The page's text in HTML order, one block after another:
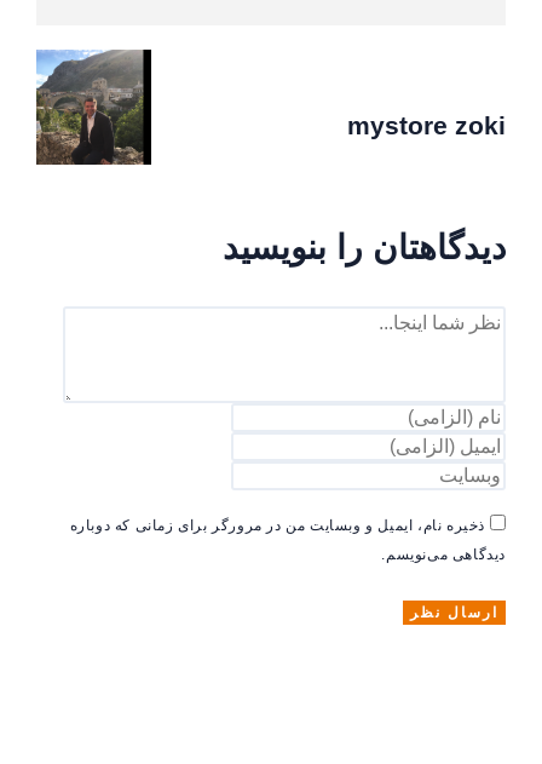
mystore zoki
دیدگاهتان را بنویسید
ذخیره نام، ایمیل و وبسایت من در مرورگر برای زمانی که دوباره
دیدگاهی می‌نویسم.